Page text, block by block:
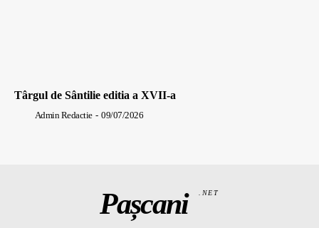
Târgul de Sântilie editia a XVII-a
Admin Redactie - 09/07/2026
Pașcani .NET